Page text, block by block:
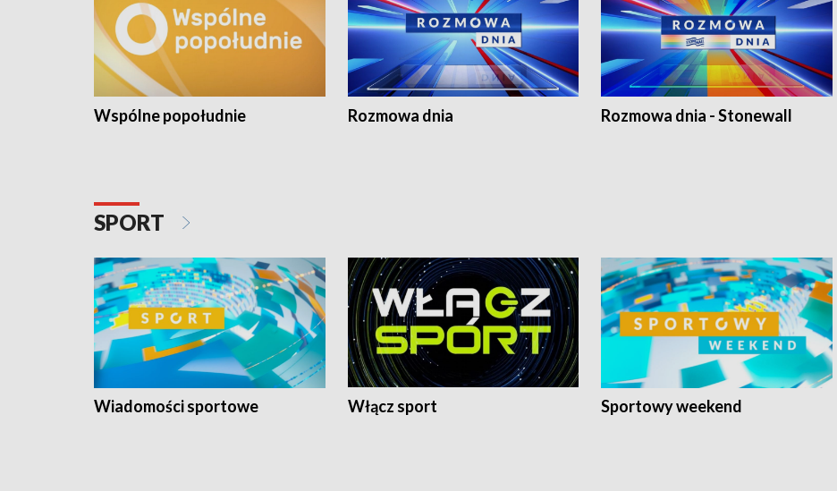
Wspólne popołudnie Rozmowa dnia Rozmowa dnia - Stonewall
SPORT
Wiadomości sportowe Włącz sport Sportowy weekend